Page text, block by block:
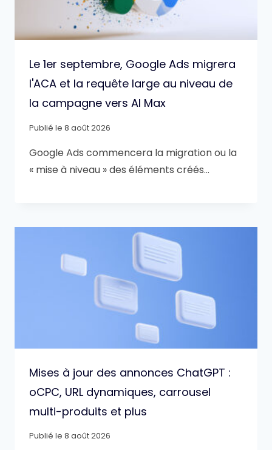
Le 1er septembre, Google Ads migrera
l'ACA et la requête large au niveau de
la campagne vers AI Max
Publié le 8 août 2026
Google Ads commencera la migration ou la
« mise à niveau » des éléments créés…
Mises à jour des annonces ChatGPT :
oCPC, URL dynamiques, carrousel
multi-produits et plus
Publié le 8 août 2026